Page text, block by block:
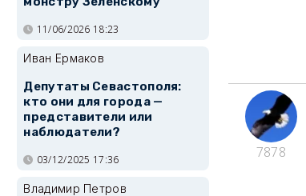
7878
11/06/2026 18:23
Иван Ермаков
Депутаты Севастополя:
кто они для города —
представители или
наблюдатели?
03/12/2025 17:36
Владимир Петров